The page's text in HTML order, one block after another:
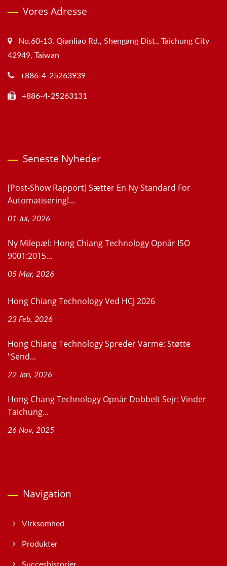
Vores Adresse
No.60-13, Qianliao Rd., Shengang Dist., Taichung City
42949, Taiwan
+886-4-25263939
+886-4-25263131
Seneste Nyheder
[Post-Show Rapport] Sætter En Ny Standard For
Automatisering!...
01 Jul, 2026
Ny Milepæl: Hong Chiang Technology Opnår ISO
9001:2015...
05 Mar, 2026
Hong Chiang Technology Ved HCJ 2026
23 Feb, 2026
Hong Chiang Technology Spreder Varme: Støtte
"Send...
22 Jan, 2026
Hong Chang Technology Opnår Dobbelt Sejr: Vinder
Taichung...
26 Nov, 2025
Navigation
Virksomhed
Produkter